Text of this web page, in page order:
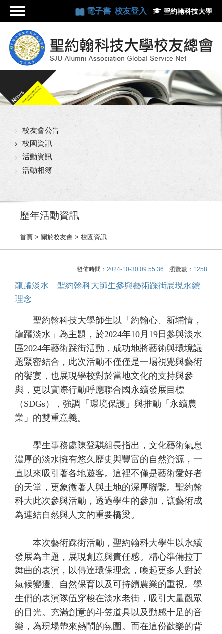
電子書 校友登入 聖約翰科技大學
校友會公告
校園資訊
活動資訊
活動相簿
歷年活動資訊
首頁 > 關於校友會 > 校園資訊
發佈時間： 2024-10-30 09:55:36 瀏覽數： 1258
龍躍淡水 聖約翰科大師生參與藝術踩街展現永續
理念
聖約翰科技大學師生以「約翰心、新埔情，
龍躍淡水」為主題，於2024年10月19日參與淡水
區2024年藝術踩街活動，成功地將藝術與環境議
題緊密結合，此次活動不僅僅是一場視覺與藝術
的饗宴，也展現學校對於當地文化的支持與參
與，更以實際行動呼應聯合國永續發展目標
（SDGs），強調「環境保護」與推動「永續農
業」的雙重意義。
學生事務處陳登騏組長指出，文化藝術氣息
濃厚的淡水擁有悠久歷史與豐富的自然資源，一
直以來吸引著各地遊客。這裡不僅是藝術愛好者
的天堂，更象徵著人與土地的深厚聯繫。聖約翰
科大此次參與活動，透過學生的參加，讓藝術成
為連結自然與人文的重要橋梁。
本次藝術踩街活動，聖約翰科大學生以永續
發展為主題，展現創意與責任感。精心準備拉丁
舞曲的表演，以傳達環保理念，喚起更多人對於
氣候變遷、自然保育以及可持續農業的重視。學
生們的表演隊伍穿梭在淡水老街，吸引大量觀眾
的目光。充滿創意的斗笠道具以及動感十足的音
樂，為現場帶來熱鬧的氛圍。而在這份歡樂的背